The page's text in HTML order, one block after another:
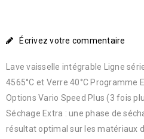
Écrivez votre commentaire
Lave vaisselle intégrable Ligne
4565°C et Verre 40°C Programme
Options Vario Speed Plus (3 fois
Séchage Extra : une phase de
résultat optimal sur les matériaux